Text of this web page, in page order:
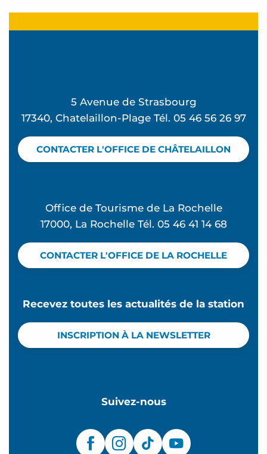
Sport à la plage en famille
5 Avenue de Strasbourg
17340, Chatelaillon-Plage Tél. 05 46 56 26 97
CONTACTER L'OFFICE DE CHÂTELAILLON
Office de Tourisme de La Rochelle
17000, La Rochelle Tél. 05 46 41 14 68
CONTACTER L'OFFICE DE LA ROCHELLE
Recevez toutes les actualités de la station
INSCRIPTION À LA NEWSLETTER
Suivez-nous